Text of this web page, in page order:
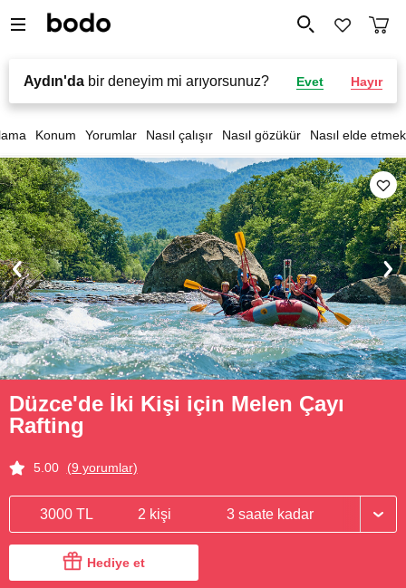
Aydın'da bir deneyim mi arıyorsunuz? Evet Hayır
Konum Yorumlar Nasıl çalışır Nasıl gözükür Nasıl elde etmek
Düzce'de İki Kişi için Melen Çayı
Rafting
5.00 (9 yorumlar)
3000 TL 2 kişi 3 saate kadar
Hediye et